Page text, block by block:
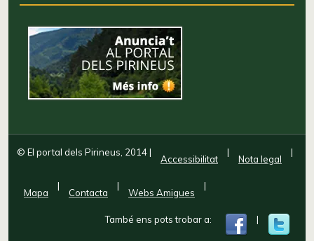
© El portal dels Pirineus, 2014|
Accessibilitat
|
Nota legal
|
Mapa
|
Contacta
|
Webs Amigues
|
També ens pots trobar a: |